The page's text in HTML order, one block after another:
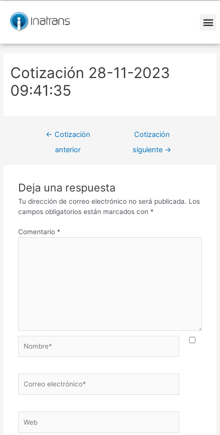
contenido
Cotización 28-11-2023
09:41:35
de
entradas
← Cotización
anterior
Cotización
siguiente →
Deja una respuesta
Tu dirección de correo electrónico no será publicada. Los
campos obligatorios están marcados con *
Comentario *
electrónico*